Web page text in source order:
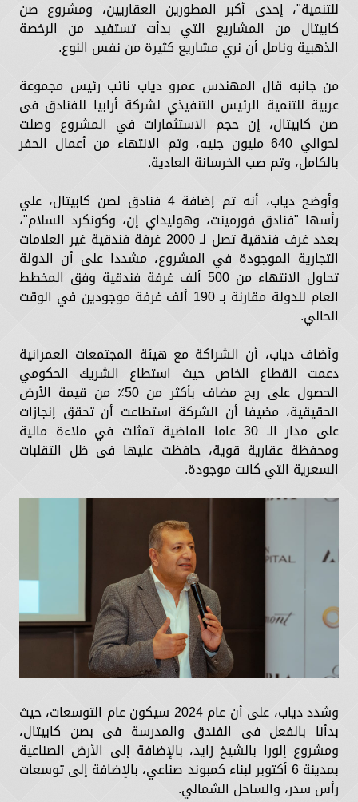
للتنمية"، إحدى أكبر المطورين العقاريين، ومشروع صن
كابيتال من المشاريع التي بدأت تستفيد من الرخصة
الذهبية ونامل أن نري مشاريع كثيرة من نفس النوع.
من جانبه قال المهندس عمرو دياب نائب رئيس مجموعة
عربية للتنمية الرئيس التنفيذي لشركة أرابيا للفنادق فى
صن كابيتال، إن حجم الاستثمارات في المشروع وصلت
لحوالي 640 مليون جنيه، وتم الانتهاء من أعمال الحفر
بالكامل، وتم صب الخرسانة العادية.
وأوضح دياب، أنه تم إضافة 4 فنادق لصن كابيتال، علي
رأسها "فنادق فورمينت، وهوليداي إن، وكونكرد السلام"،
بعدد غرف فندقية تصل لـ 2000 غرفة فندقية غير العلامات
التجارية الموجودة في المشروع، مشددا على أن الدولة
تحاول الانتهاء من 500 ألف غرفة فندقية وفق المخطط
العام للدولة مقارنة بـ 190 ألف غرفة موجودين في الوقت
الحالي.
وأضاف دياب، أن الشراكة مع هيئة المجتمعات العمرانية
دعمت القطاع الخاص حيث استطاع الشريك الحكومي
الحصول على ربح مضاف بأكثر من 50٪؜ من قيمة الأرض
الحقيقية، مضيفا أن الشركة استطاعت أن تحقق إنجازات
على مدار الـ 30 عاما الماضية تمثلت في ملاءة مالية
ومحفظة عقارية قوية، حافظت عليها فى ظل التقلبات
السعرية التي كانت موجودة.
وشدد دياب، على أن عام 2024 سيكون عام التوسعات، حيث
بدأنا بالفعل فى الفندق والمدرسة فى بصن كابيتال،
ومشروع إلورا بالشيخ زايد، بالإضافة إلى الأرض الصناعية
بمدينة 6 أكتوبر لبناء كمبوند صناعي، بالإضافة إلى توسعات
رأس سدر، والساحل الشمالي.